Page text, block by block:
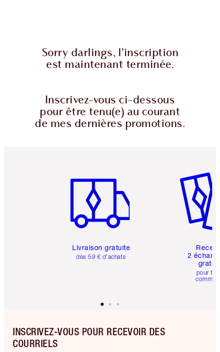
Sorry darlings, l’inscription
est maintenant terminée.
Inscrivez-vous ci-dessous
pour être tenu(e) au courant
de mes dernières promotions.
Livraison gratuite
dès 59 € d'achats
2
pour
INSCRIVEZ-VOUS POUR RECEVOIR DES
COURRIELS